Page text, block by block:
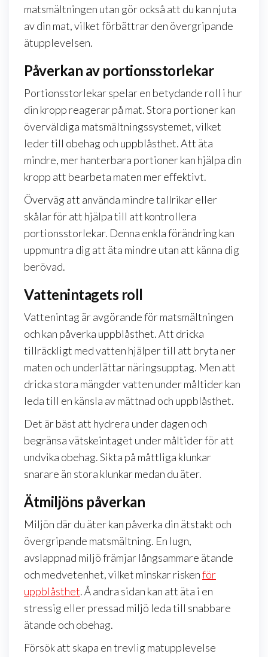
matsmältningen utan gör också att du kan njuta
av din mat, vilket förbättrar den övergripande
ätupplevelsen.
Påverkan av portionsstorlekar
Portionsstorlekar spelar en betydande roll i hur
din kropp reagerar på mat. Stora portioner kan
överväldiga matsmältningssystemet, vilket
leder till obehag och uppblåsthet. Att äta
mindre, mer hanterbara portioner kan hjälpa din
kropp att bearbeta maten mer effektivt.
Överväg att använda mindre tallrikar eller
skålar för att hjälpa till att kontrollera
portionsstorlekar. Denna enkla förändring kan
uppmuntra dig att äta mindre utan att känna dig
berövad.
Vattenintagets roll
Vattenintag är avgörande för matsmältningen
och kan påverka uppblåsthet. Att dricka
tillräckligt med vatten hjälper till att bryta ner
maten och underlättar näringsupptag. Men att
dricka stora mängder vatten under måltider kan
leda till en känsla av mättnad och uppblåsthet.
Det är bäst att hydrera under dagen och
begränsa vätskeintaget under måltider för att
undvika obehag. Sikta på måttliga klunkar
snarare än stora klunkar medan du äter.
Ätmiljöns påverkan
Miljön där du äter kan påverka din ätstakt och
övergripande matsmältning. En lugn,
avslappnad miljö främjar långsammare ätande
och medvetenhet, vilket minskar riskenför
uppblåsthet. Å andra sidan kan att äta i en
stressig eller pressad miljö leda till snabbare
ätande och obehag.
Försök att skapa en trevlig matupplevelse